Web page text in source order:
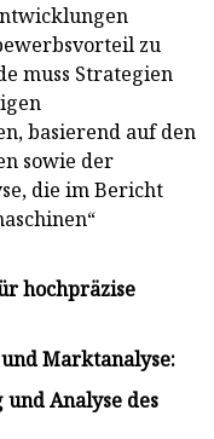
zu
muss Strategien
basierend auf den
sowie der
die im Bericht
hochpräzise
Marktanalyse:
Analyse des